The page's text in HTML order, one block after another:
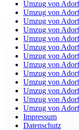
Umzug von
Umzug von
Umzug von
Umzug von
Umzug von
Umzug von
Umzug von
Umzug von
Umzug von
Umzug von
Umzug von
Umzug von
Umzug von
Impressum
Datenschutz